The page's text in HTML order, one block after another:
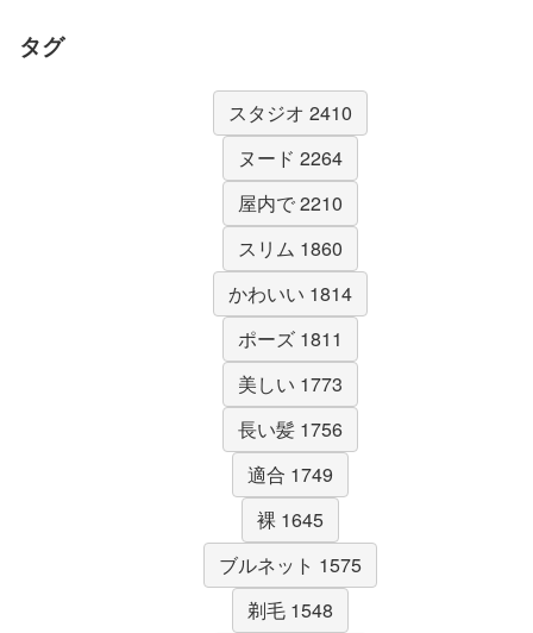
タグ
スタジオ 2410
ヌード 2264
屋内で 2210
スリム 1860
かわいい 1814
ポーズ 1811
美しい 1773
長い髪 1756
適合 1749
裸 1645
ブルネット 1575
剃毛 1548